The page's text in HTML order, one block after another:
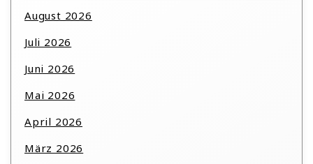
August 2026
Juli 2026
Juni 2026
Mai 2026
April 2026
März 2026